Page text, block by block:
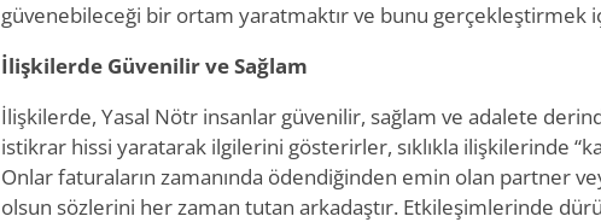
güvenebileceği bir ortam yaratmaktır ve bunu gerçekleştirmek
İlişkilerde Güvenilir ve Sağlam
İlişkilerde, Yasal Nötr insanlar güvenilir, sağlam ve adalete
istikrar hissi yaratarak ilgilerini gösterirler, sıklıkla ilişkilerinde
Onlar faturaların zamanında ödendiğinden emin olan partner
olsun sözlerini her zaman tutan arkadaştır. Etkileşimlerinde